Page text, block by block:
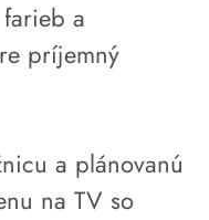
a
príjemný
a plánovanú
na TV so